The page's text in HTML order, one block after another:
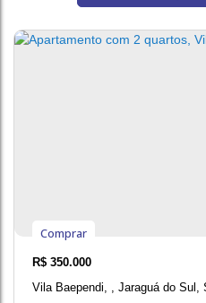
R$ 350.000
Vila Baependi
Jaraguá do Sul
Comprar